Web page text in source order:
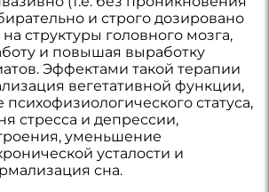
и строго дозировано
структуры головного мозга,
и повышая выработку
Эффектами такой терапии
вегетативной функции,
психофизиологического статуса,
стресса и депрессии,
уменьшение
усталости и
сна.